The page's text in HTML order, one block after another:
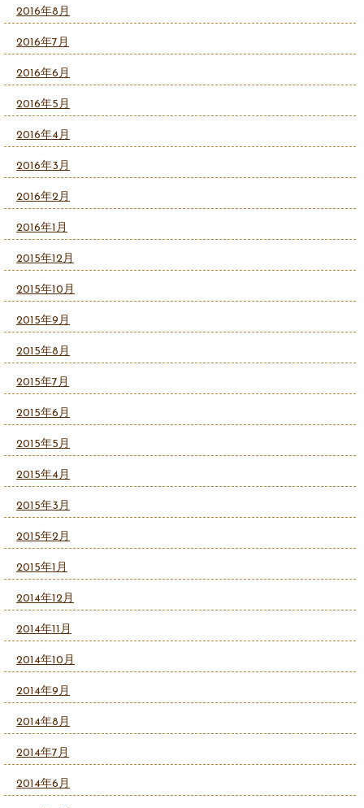
2016年8月
2016年7月
2016年6月
2016年5月
2016年4月
2016年3月
2016年2月
2016年1月
2015年12月
2015年10月
2015年9月
2015年8月
2015年7月
2015年6月
2015年5月
2015年4月
2015年3月
2015年2月
2015年1月
2014年12月
2014年11月
2014年10月
2014年9月
2014年8月
2014年7月
2014年6月